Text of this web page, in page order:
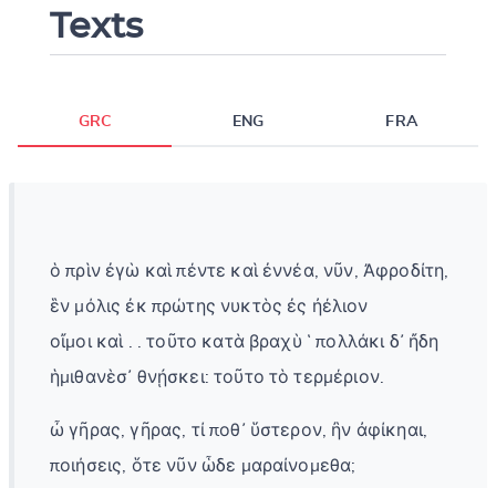
Texts
GRC ENG FRA
ὁ πρὶν ἐγὼ καὶ πέντε καὶ ἐννέα, νῦν, Ἀφροδίτη,
ἓν μόλις ἐκ πρώτης νυκτὸς ἐς ἠέλιον
οἴμοι καὶ . . τοῦτο κατὰ βραχὺ ῾ πολλάκι δ᾽ ἤδη
ἡμιθανὲσ᾽ θνῄσκει: τοῦτο τὸ τερμέριον.
ὦ γῆρας, γῆρας, τί ποθ᾽ ὕστερον, ἢν ἀφίκηαι,
ποιήσεις, ὅτε νῦν ὧδε μαραίνομεθα;